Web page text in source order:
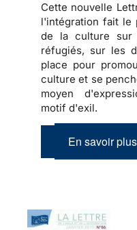
Cette nouvelle
l'intégration fait le
de la culture sur
réfugiés, sur les
place pour
culture et se
moyen
motif d'exil.
En savoir plus